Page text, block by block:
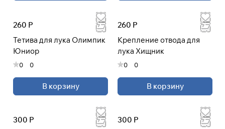
260 Р
Тетива для лука Олимпик
Юниор
0 0
В корзину
260 Р
Крепление отвода для
лука Хищник
0 0
В корзину
300 Р
300 Р